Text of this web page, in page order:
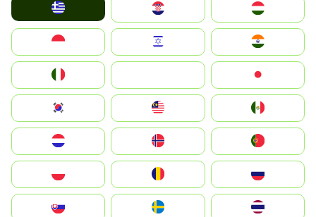
Magyarország
South Korea